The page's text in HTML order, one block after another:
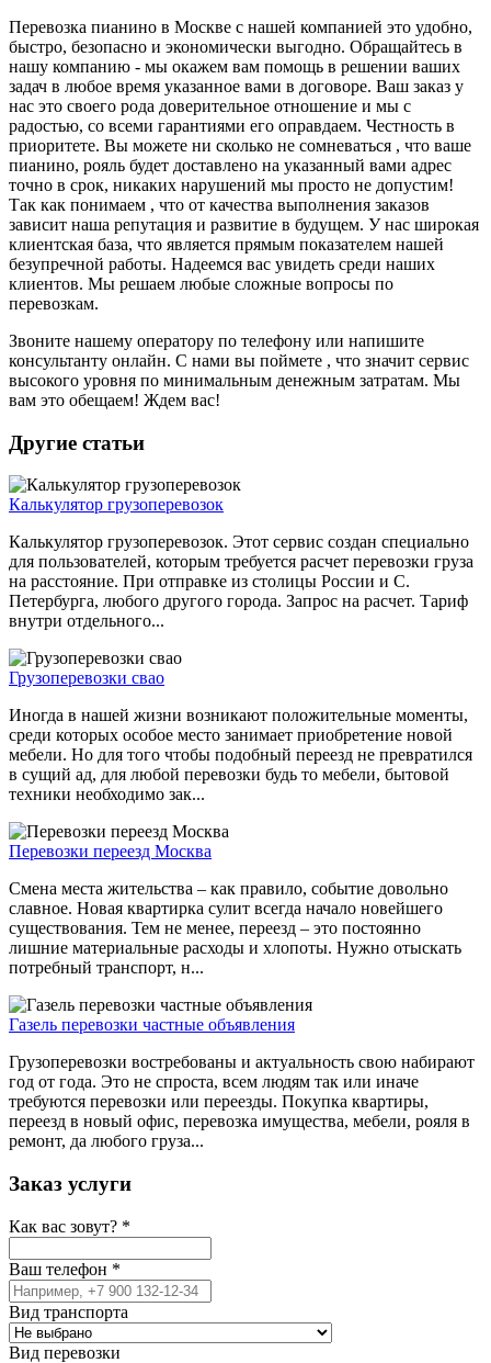
Перевозка пианино в Москве с нашей компанией это удобно,
быстро, безопасно и экономически выгодно. Обращайтесь в
нашу компанию - мы окажем вам помощь в решении ваших
задач в любое время указанное вами в договоре. Ваш заказ у
нас это своего рода доверительное отношение и мы с
радостью, со всеми гарантиями его оправдаем. Честность в
приоритете. Вы можете ни сколько не сомневаться , что ваше
пианино, рояль будет доставлено на указанный вами адрес
точно в срок, никаких нарушений мы просто не допустим!
Так как понимаем , что от качества выполнения заказов
зависит наша репутация и развитие в будущем. У нас широкая
клиентская база, что является прямым показателем нашей
безупречной работы. Надеемся вас увидеть среди наших
клиентов. Мы решаем любые сложные вопросы по
перевозкам.
Звоните нашему оператору по телефону или напишите
консультанту онлайн. С нами вы поймете , что значит сервис
высокого уровня по минимальным денежным затратам. Мы
вам это обещаем! Ждем вас!
Другие статьи
Калькулятор грузоперевозок
Калькулятор грузоперевозок. Этот сервис создан специально
для пользователей, которым требуется расчет перевозки груза
на расстояние. При отправке из столицы России и С.
Петербурга, любого другого города. Запрос на расчет. Тариф
внутри отдельного...
Грузоперевозки свао
Иногда в нашей жизни возникают положительные моменты,
среди которых особое место занимает приобретение новой
мебели. Но для того чтобы подобный переезд не превратился
в сущий ад, для любой перевозки будь то мебели, бытовой
техники необходимо зак...
Перевозки переезд Москва
Смена места жительства – как правило, событие довольно
славное. Новая квартирка сулит всегда начало новейшего
существования. Тем не менее, переезд – это постоянно
лишние материальные расходы и хлопоты. Нужно отыскать
потребный транспорт, н...
Газель перевозки частные объявления
Грузоперевозки востребованы и актуальность свою набирают
год от года. Это не спроста, всем людям так или иначе
требуются перевозки или переезды. Покупка квартиры,
переезд в новый офис, перевозка имущества, мебели, рояля в
ремонт, да любого груза...
Заказ услуги
Как вас зовут? *
Ваш телефон *
Вид транспорта
Вид перевозки